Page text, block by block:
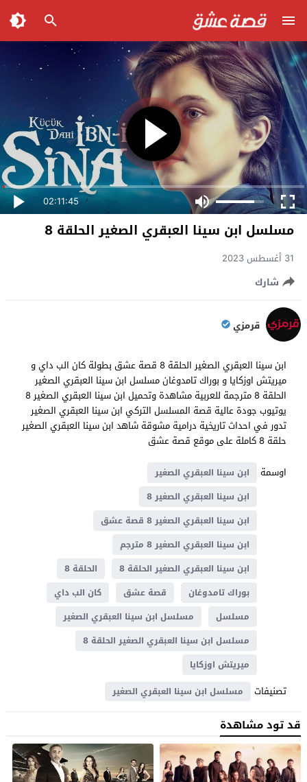
02:11:45
مسلسل ابن سينا العبقري الصغير الحلقة 8
31 أغسطس 2023
شارك
قرمزي
ابن سينا العبقري الصغير الحلقة 8 قصة عشق بطولة كان الب داي و
ميريتش اوزكايا و بوراك تامدوغان مسلسل ابن سينا العبقري الصغير
الحلقة 8 مترجمة للعربية مشاهدة وتحميل ابن سينا العبقري الصغير 8
يوتيوب جودة عالية قصة المسلسل التركي ابن سينا العبقري الصغير
تدور في احداث تاريخية درامية مشوقة شاهد ابن سينا العبقري الصغير
حلقة 8 كاملة على موقع قصة عشق
اوسمة
ابن سينا العبقري الصغير
ابن سينا العبقري الصغير 8
ابن سينا العبقري الصغير 8 قصة عشق
ابن سينا العبقري الصغير 8 مترجم
ابن سينا العبقري الصغير الحلقة 8
الحلقة 8
بوراك تامدوغان
قصة عشق
كان الب داي
مسلسل
مسلسل ابن سينا العبقري الصغير
مسلسل ابن سينا العبقري الصغير الحلقة 8
ميريتش اوزكايا
تصنيفات مسلسل ابن سينا العبقري الصغير
قد تود مشاهدة